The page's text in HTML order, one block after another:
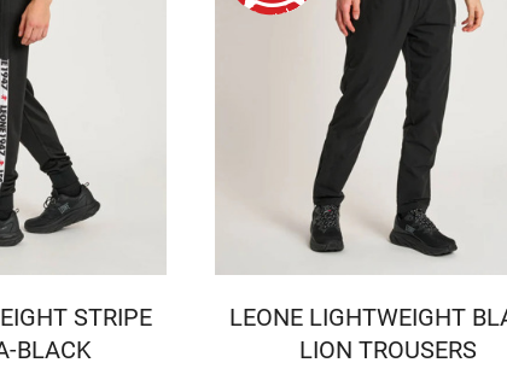
STRIPE
BLACK
LEONE LIGHTWEIGHT
LION TROUSERS